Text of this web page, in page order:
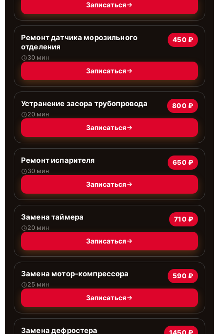
Записаться
Ремонт датчика морозильного
отделения
30 мин
450 ₽
Записаться
Устранение засора трубопровода
20 мин
800 ₽
Записаться
Ремонт испарителя
30 мин
650 ₽
Записаться
Замена таймера
20 мин
710 ₽
Записаться
Замена мотор-компрессора
25 мин
590 ₽
Записаться
Замена дефростера